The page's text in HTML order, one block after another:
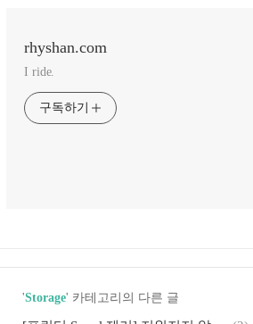
rhyshan.com
I ride.
구독하기
'Storage' 카테고리의 다른 글